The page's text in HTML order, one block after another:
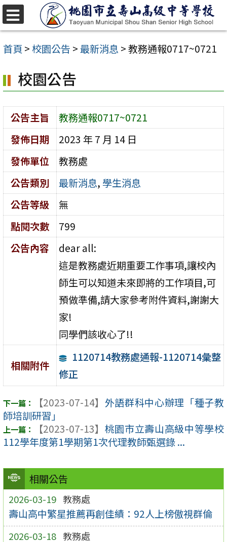
跳
至
主
內
容
區
首頁 >校園公告 >最新消息 >教務通報0717~0721
相關公告
2026-03-19 教務處
壽山高中繁星推薦再創佳績：92人上榜傲視群倫
2026-03-18 教務處
校園公告
公告主旨
教務通報0717~0721
發佈日期
2023 年 7 月 14 日
發佈單位
教務處
公告類別
最新消息, 學生消息
公告等級
無
點閱次數
799
公告內容
dear all:
這是教務處近期重要工作事項,讓校內
師生可以知道未來即將的工作項目,可
預做準備,請大家參考附件資料,謝謝大
家!
同學們該收心了!!
相關附件
1120714教務處通報-1120714彙整
修正
【2023-07-14】 外語群科中心辦理「種子教
師培訓研習」
【2023-07-13】 桃園市立壽山高級中等學校
112學年度第1學期第1次代理教師甄選錄 ...
選
單